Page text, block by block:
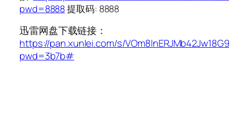
pwd=8888提取码: 8888
迅雷网盘下载链接：
https://pan.xunlei.com/s/
pwd=3b7b#